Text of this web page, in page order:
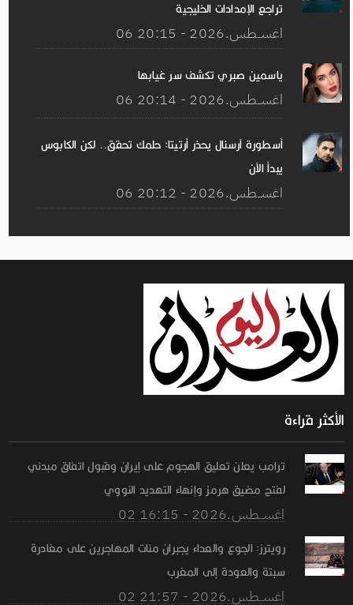
تراجع الإمدادات الخليجية
06 اغســطس.2026 - 20:15
ياسمين صبري تكشف سر غيابها
06 اغســطس.2026 - 20:14
أسطورة آرسنال يحذر أرتيتا: حلمك تحقق.. لكن الكابوس
يبدأ الآن
06 اغســطس.2026 - 20:12
الأكثر قراءة
ترامب يعلن تعليق الهجوم على إيران وقبول اتفاق مبدئي
لفتح مضيق هرمز وإنهاء التهديد النووي
02 اغســطس.2026 - 16:15
رويترز: الجوع والعداء يجبران مئات المهاجرين على مغادرة
سبتة والعودة إلى المغرب
02 اغســطس.2026 - 21:57